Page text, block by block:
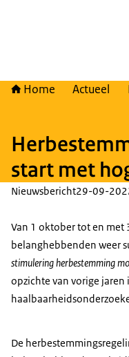
Home Actueel
start met
Nieuwsbericht29-09-
Van 1 oktober tot en met
belanghebbenden weer
stimulering herbestemming
opzichte van vorige
De